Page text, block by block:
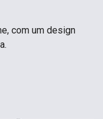
com um design